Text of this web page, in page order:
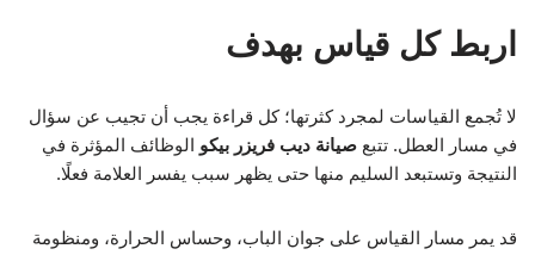
اربط كل قياس بهدف
لا تُجمع القياسات لمجرد كثرتها؛ كل قراءة يجب أن تجيب عن سؤال
في مسار العطل. تتبع صيانة ديب فريزر بيكو الوظائف المؤثرة في
النتيجة وتستبعد السليم منها حتى يظهر سبب يفسر العلامة فعلًا.
قد يمر مسار القياس على جوان الباب، وحساس الحرارة، ومنظومة